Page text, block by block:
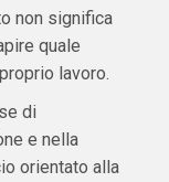
non significa
quale
lavoro.
di
e nella
orientato alla